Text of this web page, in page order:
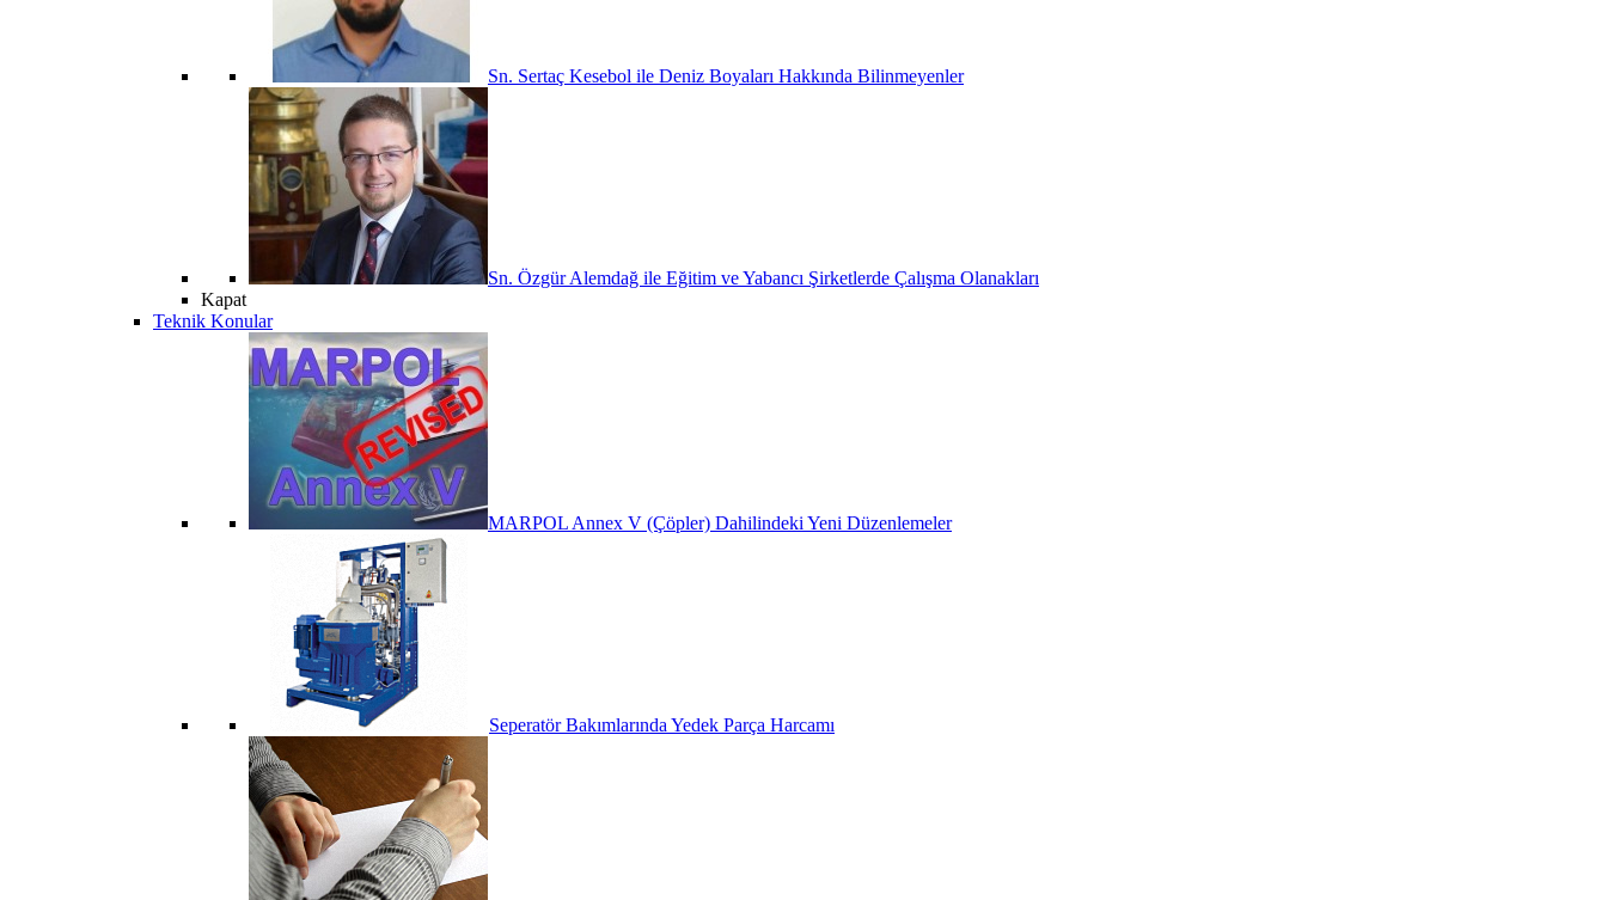
Sn. Sertaç Kesebol ile Deniz Boyaları Hakkında Bilinmeyenler
Sn. Özgür Alemdağ ile Eğitim ve Yabancı Şirketlerde Çalışma Olanakları
Kapat
Teknik Konular
MARPOL Annex V (Çöpler) Dahilindeki Yeni Düzenlemeler
Seperatör Bakımlarında Yedek Parça Harcamı